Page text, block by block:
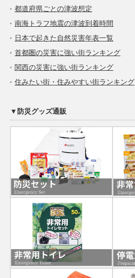
都道府県ごとの津波想定
南海トラフ地震の津波到着時間
日本で起きた自然災害年表一覧
首都圏の災害に強い街ランキング
関西の災害に強い街ランキング
住みたい街・住みやすい街ランキング
▼防災グッズ通販